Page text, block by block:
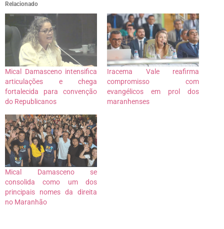
Relacionado
Mical Damasceno intensifica
articulações e chega
fortalecida para convenção
do Republicanos
Iracema Vale reafirma
compromisso com
evangélicos em prol dos
maranhenses
Mical Damasceno se
consolida como um dos
principais nomes da direita
no Maranhão